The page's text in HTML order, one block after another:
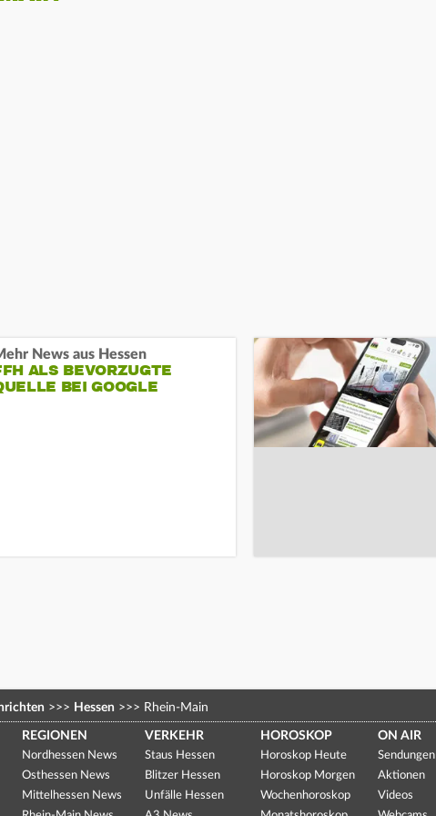
News aus Hessen
ALS BEVORZUGTE
BEI GOOGLE
>>> Hessen >>> Rhein-Main
REGIONEN
Nordhessen News
Osthessen News
Mittelhessen News
VERKEHR
Staus Hessen
Blitzer Hessen
Unfälle Hessen
HOROSKOP
Horoskop Heute
Horoskop Morgen
Wochenhoroskop
ON AIR
Sendungen
Aktionen
Videos